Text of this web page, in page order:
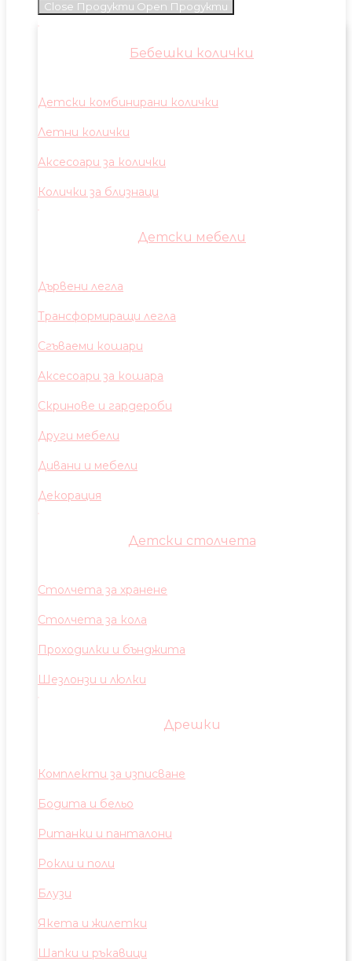
Close Продукти Open Продукти
Бебешки колички
Детски комбинирани колички
Летни колички
Аксесоари за колички
Колички за близнаци
Детски мебели
Дървени легла
Трансформиращи легла
Сгъваеми кошари
Аксесоари за кошара
Скринове и гардероби
Други мебели
Дивани и мебели
Декорация
Детски столчета
Столчета за хранене
Столчета за кола
Проходилки и бънджита
Шезлонзи и люлки
Дрешки
Комплекти за изписване
Бодита и бельо
Ританки и панталони
Рокли и поли
Блузи
Якета и жилетки
Шапки и ръкавици